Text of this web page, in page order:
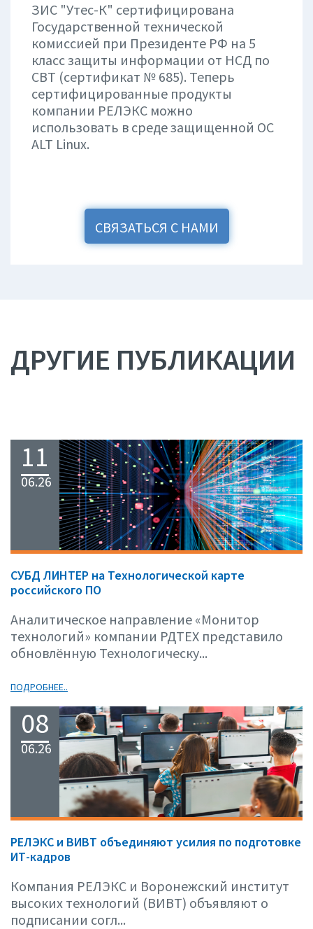
ЗИС "Утес-К" сертифицирована
Государственной технической
комиссией при Президенте РФ на 5
класс защиты информации от НСД по
СВТ (сертификат № 685). Теперь
сертифицированные продукты
компании РЕЛЭКС можно
использовать в среде защищенной ОС
ALT Linux.
СВЯЗАТЬСЯ С НАМИ
ДРУГИЕ ПУБЛИКАЦИИ
11
06.26
СУБД ЛИНТЕР на Технологической карте
российского ПО
Аналитическое направление «Монитор
технологий» компании РДТЕХ представило
обновлённую Технологическу...
ПОДРОБНЕЕ..
08
06.26
РЕЛЭКС и ВИВТ объединяют усилия по подготовке
ИТ-кадров
Компания РЕЛЭКС и Воронежский институт
высоких технологий (ВИВТ) объявляют о
подписании согл...